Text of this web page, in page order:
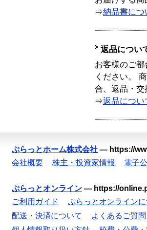
⇒納品書につ
返品につい
お客様のご
ください。
合、返品・
⇒返品につい
ぷらっとホーム株式会社 — https://
会社概要
株主・投資家情報 電子
ぷらっとオンライン — https://
ご利用ガイド
ぷらっとオンライン
配送・決済について
よくあるご質問